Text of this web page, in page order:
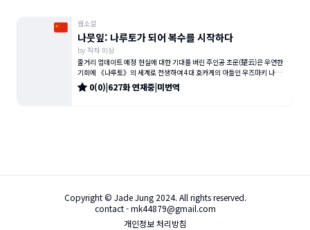
웹소설
나뭇잎: 나루토가 되어 복수를 시작하다
by 작자 미상
줄거리 업데이트 예정 현실에 대한 기대를 버린 주인공 초운(楚云)은 우연한
기회에 《나루토》의 세계로 전생하여 4대 호카게의 아들인 우즈마키 나루토
가 된다. 원작에서 가장 흑
0(0)|627화연재중|미번역
Copyright © Jade Jung 2024. All rights reserved.
contact - mk44879@gmail.com
개인정보 처리방침